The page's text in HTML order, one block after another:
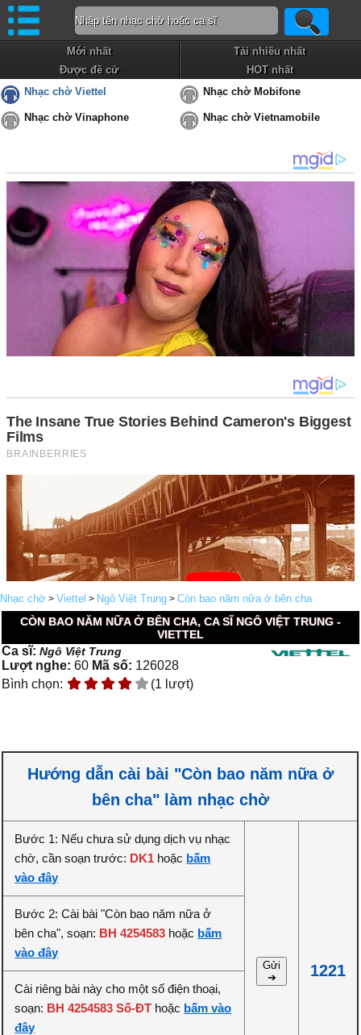
Mới nhất
Tải nhiều nhất
Được đề cử
HOT nhất
Nhạc chờ Viettel
Nhạc chờ Mobifone
Nhạc chờ Vinaphone Nhạc chờ Vietnamobile
Nhạc chờ > Viettel > Ngô Việt Trung > Còn bao năm nữa ở bên cha
CÒN BAO NĂM NỮA Ở BÊN CHA, CA SĨ NGÔ VIỆT TRUNG -
VIETTEL
Ca sĩ:Ngô Việt Trung
Lượt nghe: 60 Mã số: 126028
Bình chọn:
(1 lượt)
Hướng dẫn cài bài "Còn bao năm nữa ở
bên cha" làm nhạc chờ
Bước 1: Nếu chưa sử dụng dịch vụ nhạc
chờ, cần soạn trước: DK1 hoặc bấm
vào đây
Gửi
➔
1221
Bước 2: Cài bài "Còn bao năm nữa ở
bên cha", soạn: BH 4254583 hoặc bấm
vào đây
Cài riêng bài này cho một số điện thoại,
soạn: BH 4254583 Số-ĐT hoặc bấm vào
đây